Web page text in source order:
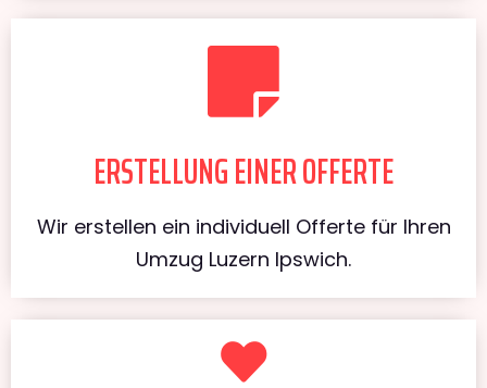
ERSTELLUNG EINER OFFERTE
Wir erstellen ein individuell Offerte für Ihren
Umzug Luzern Ipswich.